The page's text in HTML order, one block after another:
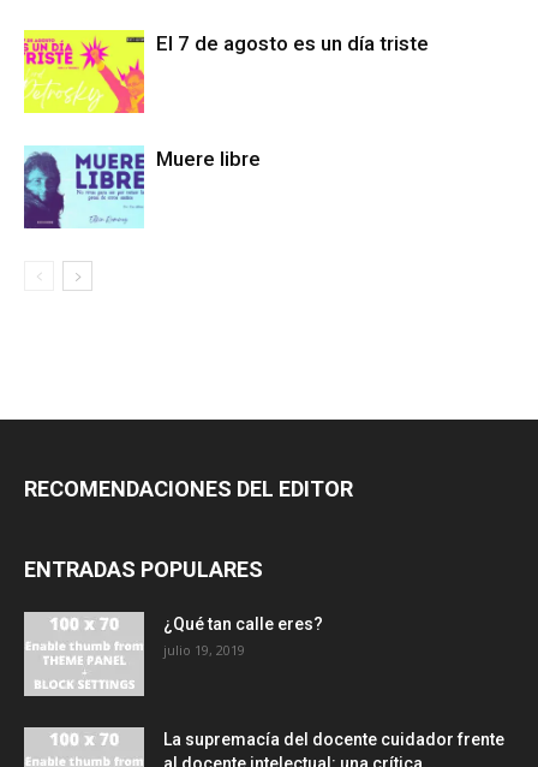
El 7 de agosto es un día triste
Muere libre
RECOMENDACIONES DEL EDITOR
ENTRADAS POPULARES
¿Qué tan calle eres?
julio 19, 2019
La supremacía del docente cuidador frente
al docente intelectual: una crítica...